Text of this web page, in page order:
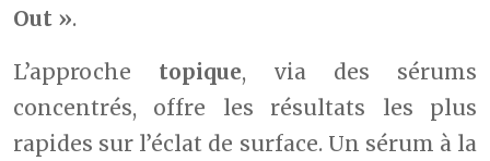
Out ».
L’approche topique, via des sérums
concentrés, offre les résultats les plus
rapides sur l’éclat de surface. Un sérum à la